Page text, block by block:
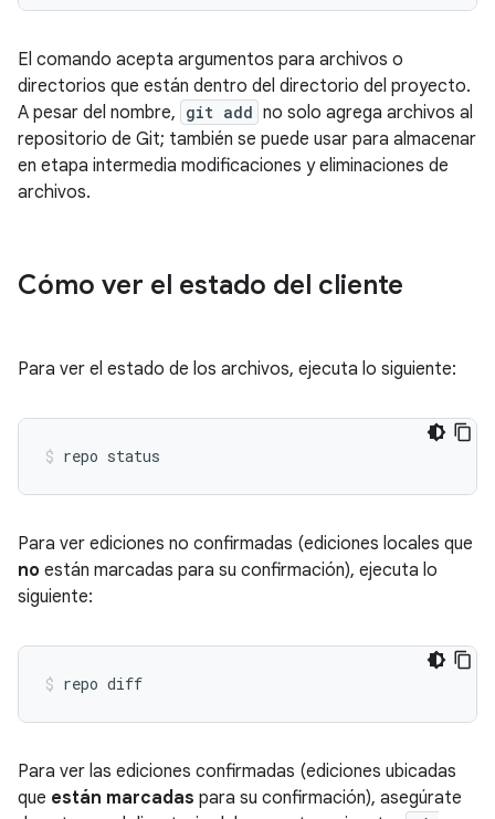
El comando acepta argumentos para archivos o
directorios que están dentro del directorio del proyecto.
A pesar del nombre, git add no solo agrega archivos al
repositorio de Git; también se puede usar para almacenar
en etapa intermedia modificaciones y eliminaciones de
archivos.
Cómo ver el estado del cliente
Para ver el estado de los archivos, ejecuta lo siguiente:
Para ver ediciones no confirmadas (ediciones locales que
no están marcadas para su confirmación), ejecuta lo
siguiente:
Para ver las ediciones confirmadas (ediciones ubicadas
que están marcadas para su confirmación), asegúrate